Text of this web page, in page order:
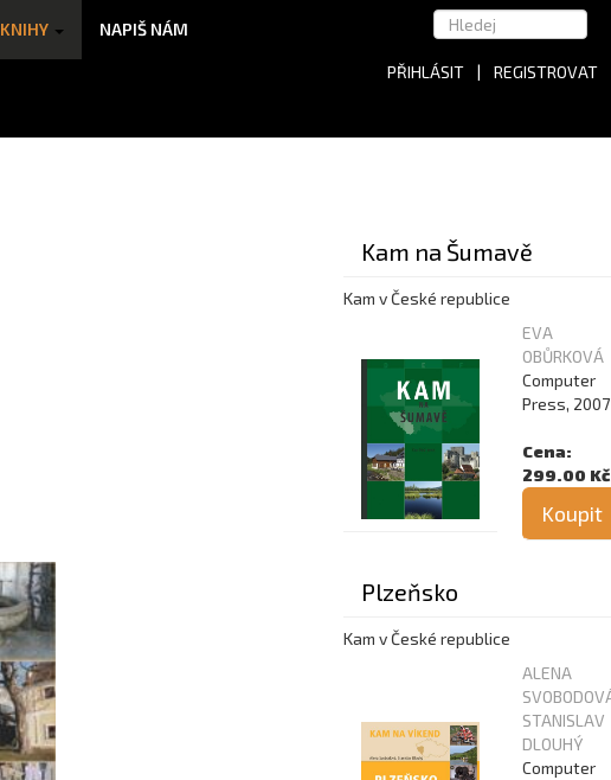
KNIHY NAPIŠ NÁM
PŘIHLÁSIT | REGISTROVAT
Kam na Šumavě
Kam v České republice
EVA
OBŮRKOVÁ
Computer
Press, 2007
Cena:
299.00 Kč
Koupit
Plzeňsko
Kam v České republice
ALENA
STANISLAV
DLOUHÝ
Computer